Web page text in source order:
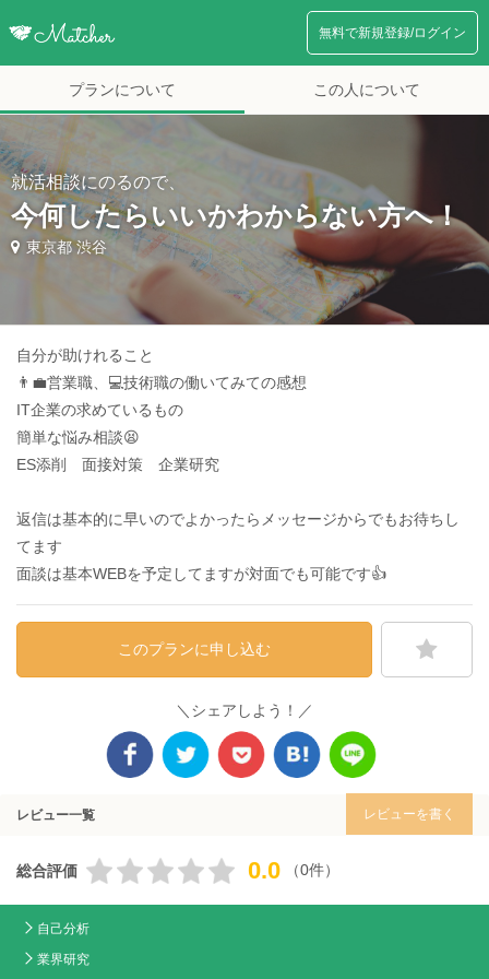
無料で新規登録/ログイン
プランについて この人について
就活相談にのるので、
今何したらいいかわからない方へ！
東京都 渋谷
自分が助けれること
👨‍💼営業職、💻技術職の働いてみての感想
IT企業の求めているもの
簡単な悩み相談😫
ES添削 面接対策 企業研究
返信は基本的に早いのでよかったらメッセージからでもお待ちし
てます
面談は基本WEBを予定してますが対面でも可能です👍
このプランに申し込む
＼シェアしよう！／
レビュー一覧 レビューを書く
総合評価 0.0 （0件）
自己分析
業界研究